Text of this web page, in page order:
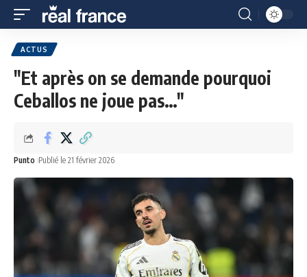
ACTUS
"Et après on se demande pourquoi
Ceballos ne joue pas…"
Punto Publié le 21 février 2026